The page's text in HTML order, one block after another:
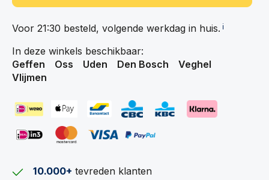
Voor 21:30 besteld, volgende werkdag in huis. ℹ️
In deze winkels beschikbaar:
Geffen
Oss Uden Den Bosch
Veghel
Vlijmen
10.000+ tevreden klanten